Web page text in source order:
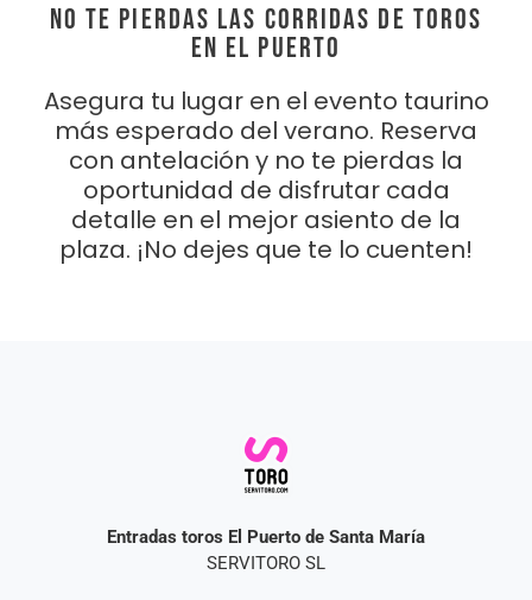
NO TE PIERDAS LAS CORRIDAS DE TOROS
EN EL PUERTO
Asegura tu lugar en el evento taurino
más esperado del verano. Reserva
con antelación y no te pierdas la
oportunidad de disfrutar cada
detalle en el mejor asiento de la
plaza. ¡No dejes que te lo cuenten!
Entradas toros El Puerto de Santa María
SERVITORO SL